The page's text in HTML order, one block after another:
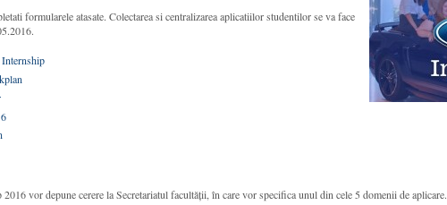
formularele atasate. Colectarea si centralizarea aplicatiilor studentilor se va face
vor depune cerere la Secretariatul facultății, în care vor specifica unul din cele 5 domenii de aplicare.